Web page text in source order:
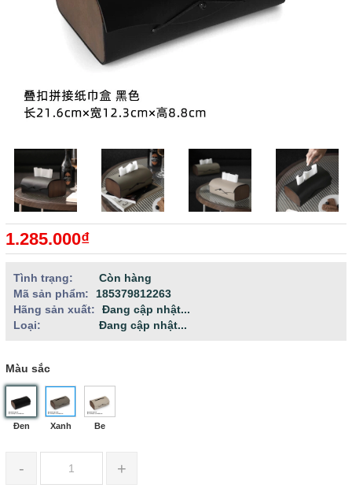
1.285.000₫
Tình trạng:
Còn hàng
Mã sản phẩm:
185379812263
Hãng sản xuất:
Đang cập nhật...
Loại:
Đang cập nhật...
Màu sắc
Đen Xanh Be
- +